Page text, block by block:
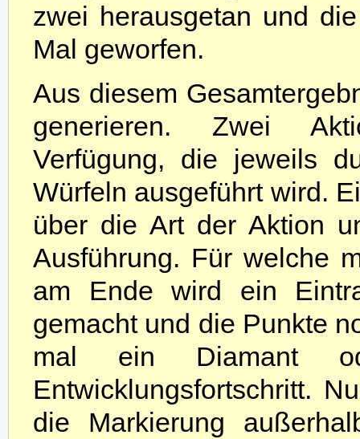
zwei herausgetan und
Mal geworfen.
Aus diesem
generieren. Zwei
Verfügung, die jeweils
Würfeln ausgeführt wird.
über die Art der Aktion
Ausführung. Für welche
am Ende wird ein
gemacht und die Punkte
mal ein Diamant
Entwicklungsfortschritt.
die Markierung